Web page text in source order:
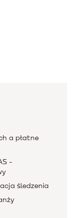
a płatne
-
śledzenia